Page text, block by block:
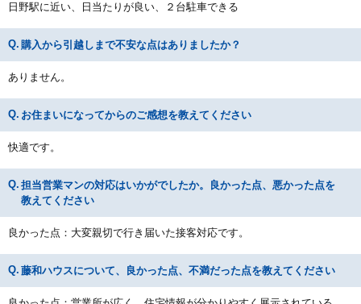
日野駅に近い、日当たりが良い、２台駐車できる
購入から引越しまで不安な点はありましたか？
ありません。
お住まいになってからのご感想を教えてください
快適です。
担当営業マンの対応はいかがでしたか。良かった点、悪かった点を
教えてください
良かった点：大変親切で行き届いた接客対応です。
藤和ハウスについて、良かった点、不満だった点を教えてください